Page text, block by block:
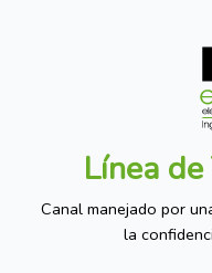
Línea
Canal manejado por
la